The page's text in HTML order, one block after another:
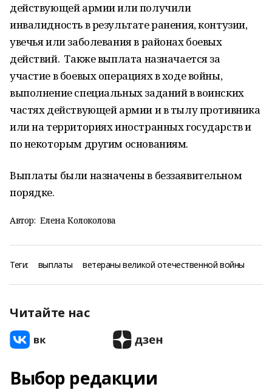
действующей армии или получили
инвалидность в результате ранения, контузии,
увечья или заболевания в районах боевых
действий. Также выплата назначается за
участие в боевых операциях в ходе войны,
выполнение специальных заданий в воинских
частях действующей армии и в тылу противника
или на территориях иностранных государств и
по некоторым другим основаниям.
Выплаты были назначены в беззаявительном
порядке.
Автор: Елена Колоколова
Теги: выплаты ветераны великой отечественной войны
Читайте нас
Выбор редакции